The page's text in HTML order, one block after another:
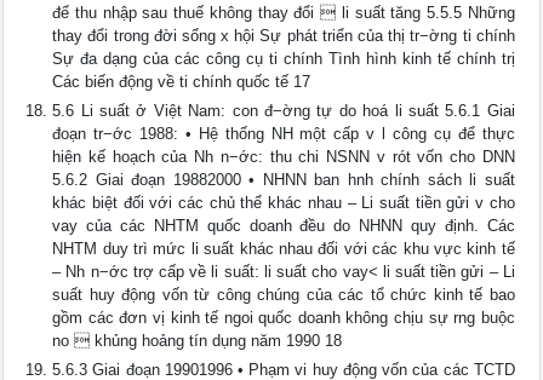
để thu nhập sau thuế không thay đổi  li suất tăng 5.5.5 Những
thay đổi trong đời sống x hội Sự phát triển của thị tr−ờng ti chính
Sự đa dạng của các công cụ ti chính Tình hình kinh tế chính trị
Các biến động về ti chính quốc tế 17
5.6 Li suất ở Việt Nam: con đ−ờng tự do hoá li suất 5.6.1 Giai
đoạn tr−ớc 1988: • Hệ thống NH một cấp v l công cụ để thực
hiện kế hoạch của Nh n−ớc: thu chi NSNN v rót vốn cho DNN
5.6.2 Giai đoạn 19882000 • NHNN ban hnh chính sách li suất
khác biệt đối với các chủ thể khác nhau – Li suất tiền gửi v cho
vay của các NHTM quốc doanh đều do NHNN quy định. Các
NHTM duy trì mức li suất khác nhau đối với các khu vực kinh tế
– Nh n−ớc trợ cấp về li suất: li suất cho vay< li suất tiền gửi – Li
suất huy động vốn từ công chúng của các tổ chức kinh tế bao
gồm các đơn vị kinh tế ngoi quốc doanh không chịu sự rng buộc
no  khủng hoảng tín dụng năm 1990 18
5.6.3 Giai đoạn 19901996 • Phạm vi huy động vốn của các TCTD